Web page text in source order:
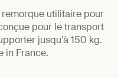
remorque utilitaire pour
pour le transport
jusqu’à 150 kg.
in France.